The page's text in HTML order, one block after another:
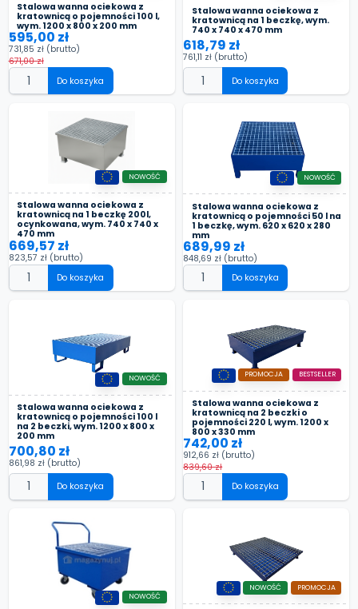
Stalowa wanna ociekowa z
kratownicą o pojemności 100 l,
wym. 1200 x 800 x 200 mm
595,00 zł
731,85 zł (brutto)
671,00 zł
Do koszyka
Stalowa wanna ociekowa z
kratownicą na 1 beczkę, wym.
740 x 740 x 470 mm
618,79 zł
761,11 zł (brutto)
Do koszyka
Stalowa wanna ociekowa z
kratownicą na 1 beczkę 200l,
ocynkowana, wym. 740 x 740 x
470 mm
NOWOŚĆ
669,57 zł
823,57 zł (brutto)
Do koszyka
Stalowa wanna ociekowa z
kratownicą o pojemności 50 l na
1 beczkę, wym. 620 x 620 x 280
mm
NOWOŚĆ
689,99 zł
848,69 zł (brutto)
Do koszyka
Stalowa wanna ociekowa z
kratownicą o pojemności 100 l
na 2 beczki, wym. 1200 x 800 x
200 mm
NOWOŚĆ
700,80 zł
861,98 zł (brutto)
Do koszyka
Stalowa wanna ociekowa z
kratownicą na 2 beczki o
pojemności 220 l, wym. 1200 x
800 x 330 mm
PROMOCJA BESTSELLER
742,00 zł
912,66 zł (brutto)
839,60 zł
Do koszyka
NOWOŚĆ
NOWOŚĆ PROMOCJA